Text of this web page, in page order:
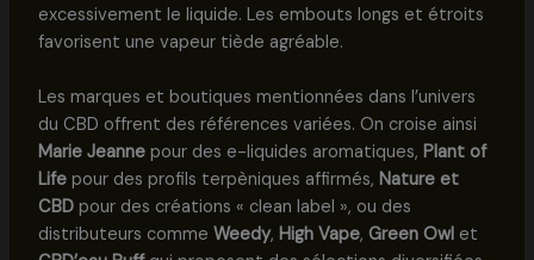
excessivement le liquide. Les embouts longs et étroits
favorisent une vapeur tiède agréable.
Les marques et boutiques mentionnées dans l’univers
du CBD offrent des références variées. On croise ainsi
Marie Jeannepour des e-liquides aromatiques, Plant of
Lifepour des profils terpèniques affirmés, Nature et
CBDpour des créations « clean label », ou des
distributeurs comme Weedy, High Vape, Green Owlet